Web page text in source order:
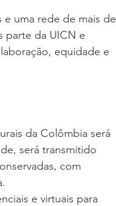
uma rede de mais de
parte da UICN e
equidade e
da Colômbia será
será transmitido
com
e virtuais para